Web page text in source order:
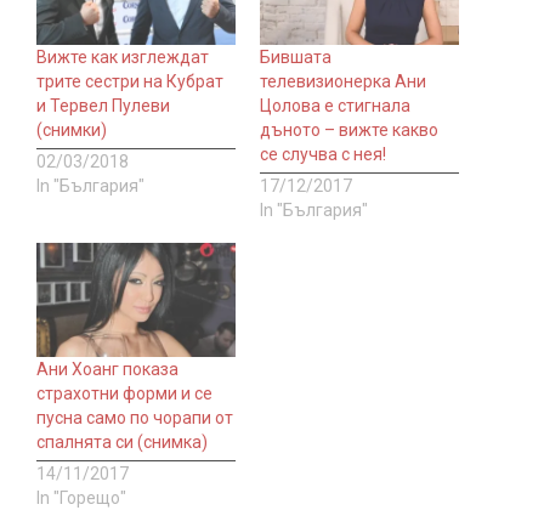
Вижте как изглеждат
трите сестри на Кубрат
и Тервел Пулеви
(снимки)
02/03/2018
In "България"
Бившата
телевизионерка Ани
Цолова е стигнала
дъното – вижте какво
се случва с нея!
17/12/2017
In "България"
Ани Хоанг показа
страхотни форми и се
пусна само по чорапи от
спалнята си (снимка)
14/11/2017
In "Горещо"